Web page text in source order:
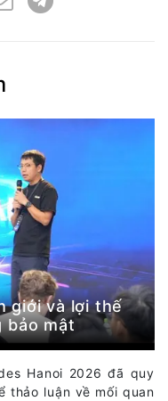
giới và lợi thế
bảo mật
Hanoi 2026 đã quy
thảo luận về mối quan